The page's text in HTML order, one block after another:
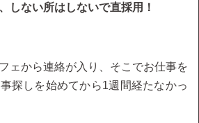
しない所はしないで直採用！
ェから連絡が入り、そこでお仕事を
探しを始めてから1週間経たなかっ